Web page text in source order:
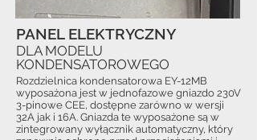
Rozdzielnica kondensatorowa EY-12MB
wyposażona jest w jednofazowe gniazdo 230V
3-pinowe CEE, dostępne zarówno w wersji
32A jak i 16A. Gniazda te wyposażone są w
zintegrowany wyłącznik automatyczny, który
PANEL ELEKTRYCZNY
DLA MODELU
KONDENSATOROWEGO